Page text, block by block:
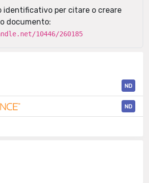
identificativo per citare o creare
documento:
10446/260185
ND
ND